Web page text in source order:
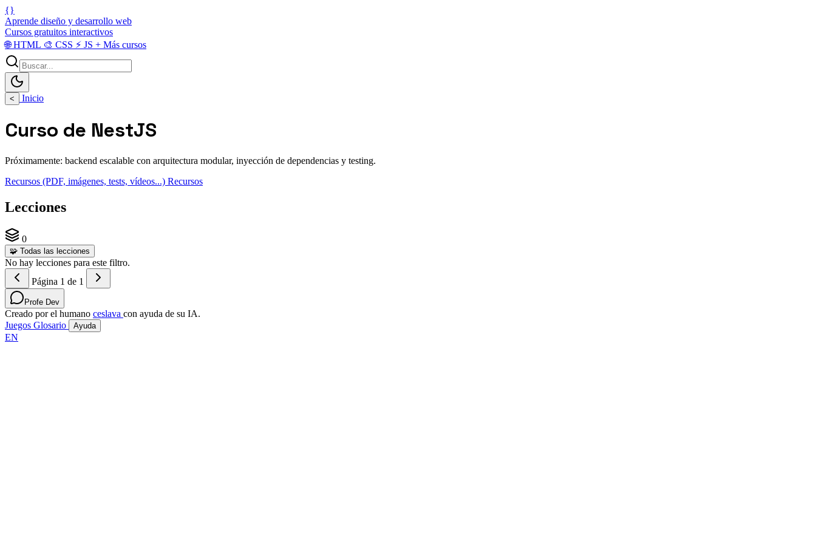
{}
Aprende diseño y desarrollo web
Cursos gratuitos interactivos
🌐HTML 🎨 CSS ⚡ JS + Más cursos
< Inicio
Curso de NestJS
Próximamente: backend escalable con arquitectura modular, inyección de dependencias y testing.
Recursos (PDF, imágenes, tests, vídeos...) Recursos
Lecciones
0
🧩 Todas las lecciones
No hay lecciones para este filtro.
Página 1 de 1
Profe Dev
Creado por el humano ceslava con ayuda de su IA.
Juegos Glosario Ayuda
EN